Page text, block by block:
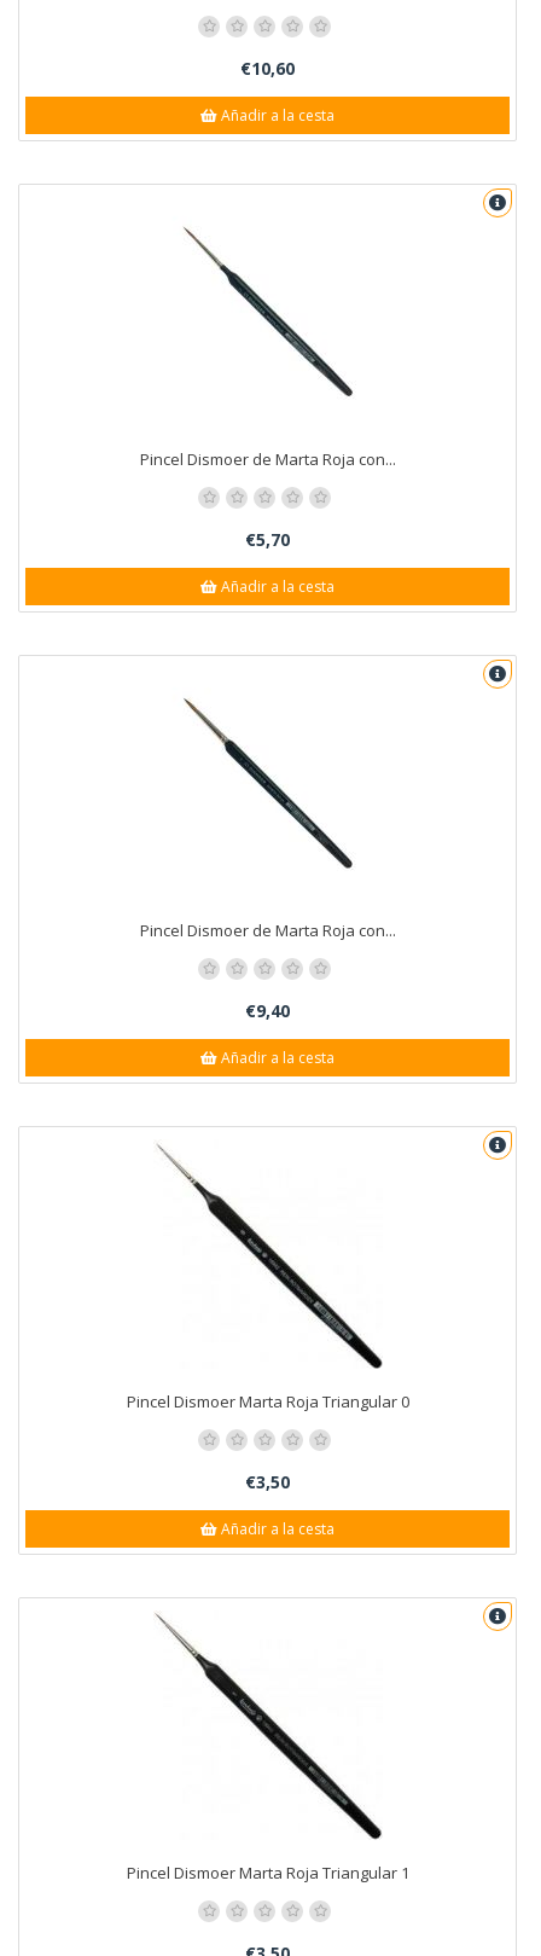
€10,60
Añadir a la cesta
Pincel Dismoer de Marta Roja con...
€5,70
Añadir a la cesta
Pincel Dismoer de Marta Roja con...
€9,40
Añadir a la cesta
Pincel Dismoer Marta Roja Triangular 0
€3,50
Añadir a la cesta
Pincel Dismoer Marta Roja Triangular 1